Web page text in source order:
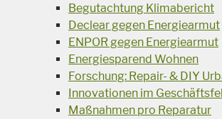
Begutachtung Klimabericht
Declear gegen Energiearmut
ENPOR gegen Energiearmut
Energiesparend Wohnen
Forschung: Repair- & DIY
Innovationen im
Maßnahmen pro Reparatur